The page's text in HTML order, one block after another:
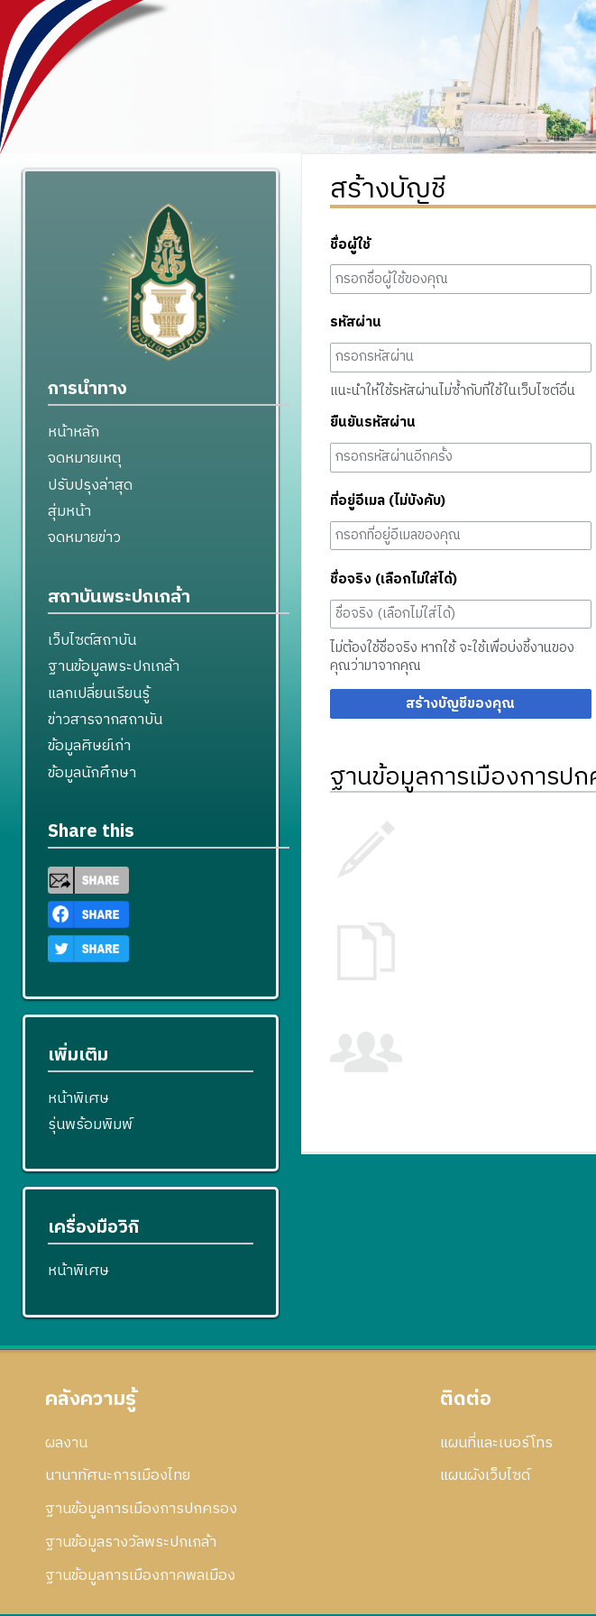
สร้างบัญชี
ชื่อผู้ใช้
รหัสผ่าน
แนะนำให้ใช้รหัสผ่านไม่ซ้ำกับที่ใช้ในเว็บไซต์อื่น
ยืนยันรหัสผ่าน
ที่อยู่อีเมล (ไม่บังคับ)
ชื่อจริง (เลือกไม่ใส่ได้)
ไม่ต้องใช้ชื่อจริง หากใช้ จะใช้เพื่อบ่งชี้งานของ
คุณว่ามาจากคุณ
สร้างบัญชีของคุณ
ฐานข้อมูลการเมืองการป
การนำทาง
หน้าหลัก
จดหมายเหตุ
ปรับปรุงล่าสุด
สุ่มหน้า
จดหมายข่าว
สถาบันพระปกเกล้า
เว็บไซต์สถาบัน
ฐานข้อมูลพระปกเกล้า
แลกเปลี่ยนเรียนรู้
ข่าวสารจากสถาบัน
ข้อมูลศิษย์เก่า
ข้อมูลนักศึกษา
Share this
เพิ่มเติม
หน้าพิเศษ
รุ่นพร้อมพิมพ์
เครื่องมือวิกิ
หน้าพิเศษ
คลังความรู้
ผลงาน
นานาทัศนะการเมืองไทย
ฐานข้อมูลการเมืองการปกครอง
ฐานข้อมูลรางวัลพระปกเกล้า
ฐานข้อมูลการเมืองภาคพลเมือง
ติดต่อ
แผนที่และเบอร์โทร
แผนผังเว็บไซด์